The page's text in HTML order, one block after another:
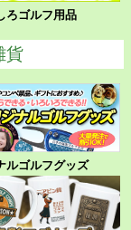
ろゴルフ用品
貨
ルゴルフグッズ